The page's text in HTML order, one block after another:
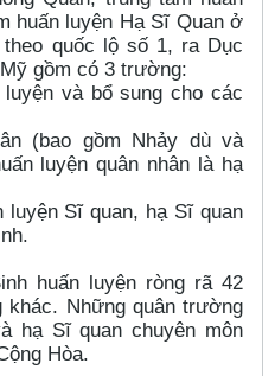
huấn luyện Hạ Sĩ Quan ở
quốc lộ số 1, ra Dục
gồm có 3 trường:
và bổ sung cho các
(bao gồm Nhảy dù và
luyện quân nhân là hạ
luyện Sĩ quan, hạ Sĩ quan
huấn luyện ròng rã 42
khác. Những quân trường
hạ Sĩ quan chuyên môn
Hòa.